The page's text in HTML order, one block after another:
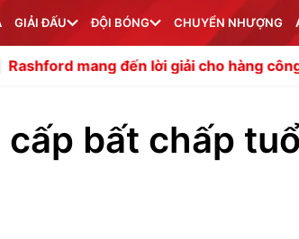
GIẢI ĐẤU ĐỘI BÓNG CHUYỂN NHƯỢNG
đến lời giải cho hàng công của Carrick
bất chấp